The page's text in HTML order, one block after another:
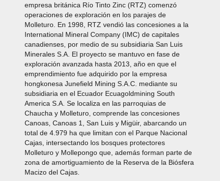
empresa británica Río Tinto Zinc (RTZ) comenzó
operaciones de exploración en los parajes de
Molleturo. En 1998, RTZ vendió las concesiones a la
International Mineral Company (IMC) de capitales
canadienses, por medio de su subsidiaria San Luis
Minerales S.A. El proyecto se mantuvo en fase de
exploración avanzada hasta 2013, año en que el
emprendimiento fue adquirido por la empresa
hongkonesa Junefield Mining S.A.C. mediante su
subsidiaria en el Ecuador Ecuagoldmining South
America S.A. Se localiza en las parroquias de
Chaucha y Molleturo, comprende las concesiones
Canoas, Canoas 1, San Luis y Migüir, abarcando un
total de 4.979 ha que limitan con el Parque Nacional
Cajas, intersectando los bosques protectores
Molleturo y Mollepongo que, además forman parte de
zona de amortiguamiento de la Reserva de la Biósfera
Macizo del Cajas.